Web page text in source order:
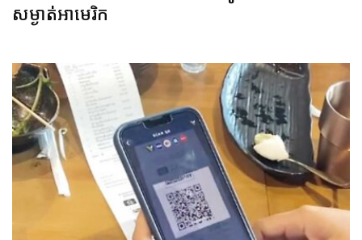
សម្ងាត់អាមេរិក